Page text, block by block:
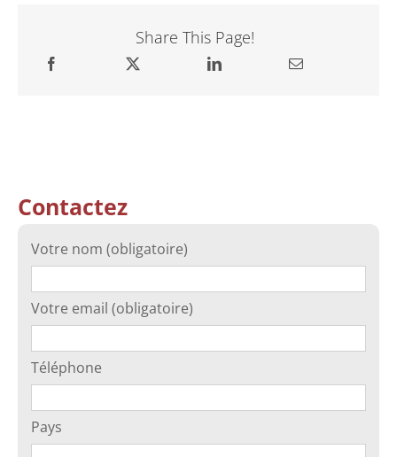
Share This Page!
Contactez
Votre nom (obligatoire)
Votre email (obligatoire)
Téléphone
Pays